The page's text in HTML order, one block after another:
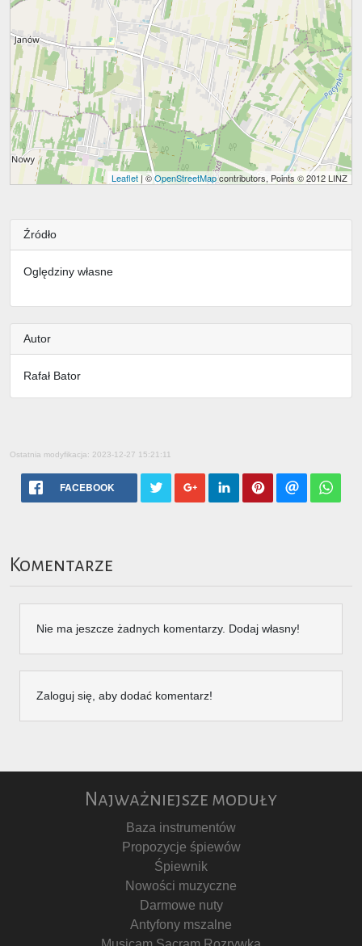
Leaflet | ©OpenStreetMapcontributors, Points © 2012 LINZ
Źródło
Oględziny własne
Autor
Rafał Bator
Ostatnia modyfikacja: 2023-12-27 15:21:11
FACEBOOK
Komentarze
Nie ma jeszcze żadnych komentarzy. Dodaj własny!
Zaloguj się, aby dodać komentarz!
Najważniejsze moduły
Baza instrumentów
Propozycje śpiewów
Śpiewnik
Nowości muzyczne
Darmowe nuty
Antyfony mszalne